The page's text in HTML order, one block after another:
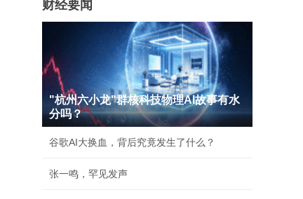
财经要闻
"杭州六小龙"群核科技物理AI故事有水
分吗？
谷歌AI大换血，背后究竟发生了什么？
张一鸣，罕见发声